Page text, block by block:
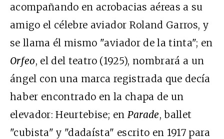
acompañando en acrobacias aéreas a su
amigo el célebre aviador Roland Garros, y
se llama él mismo "aviador de la tinta"; en
Orfeo, el del teatro (1925), nombrará a un
ángel con una marca registrada que decía
haber encontrado en la chapa de un
elevador: Heurtebise; en Parade, ballet
"cubista" y "dadaísta" escrito en 1917 para